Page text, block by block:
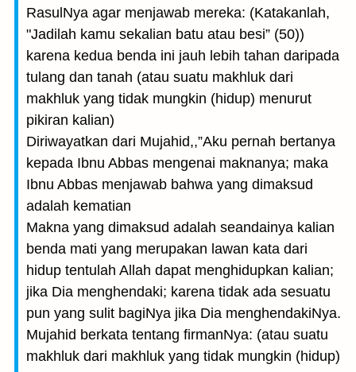
RasulNya agar menjawab mereka: (Katakanlah,
"Jadilah kamu sekalian batu atau besi” (50))
karena kedua benda ini jauh lebih tahan daripada
tulang dan tanah (atau suatu makhluk dari
makhluk yang tidak mungkin (hidup) menurut
pikiran kalian)
Diriwayatkan dari Mujahid,,”Aku pernah bertanya
kepada Ibnu Abbas mengenai maknanya; maka
Ibnu Abbas menjawab bahwa yang dimaksud
adalah kematian
Makna yang dimaksud adalah seandainya kalian
benda mati yang merupakan lawan kata dari
hidup tentulah Allah dapat menghi­dupkan kalian;
jika Dia menghendaki; karena tidak ada sesuatu
pun yang sulit bagiNya jika Dia menghendakiNya.
Mujahid berkata tentang firmanNya: (atau suatu
makhluk dari makhluk yang tidak mungkin (hidup)